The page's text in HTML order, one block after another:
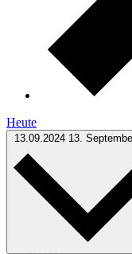
Heute
13.09.2024 13.